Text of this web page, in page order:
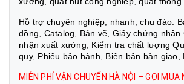
Hỗ trợ chuyên nghiệp, nhanh, chu đáo:
đồng, Catalog, Bản vẽ, Giấy chứng nhận
nhận xuất xưởng, Kiểm tra chất lượng
quy, Phiếu bảo hành, Biên bản bàn giao,
MIỄN PHÍ VẬN CHUYỂN HÀ NỘI – GỌI MUA